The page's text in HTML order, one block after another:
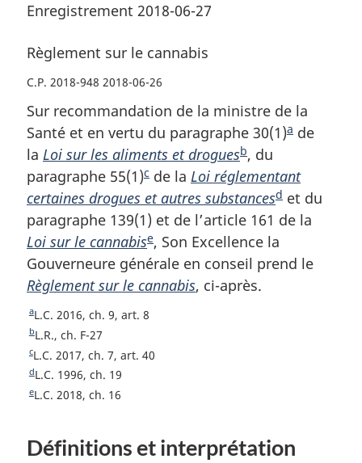
Enregistrement 2018-06-27
Règlement sur le cannabis
C.P. 2018-948 2018-06-26
Sur recommandation de la ministre de la
Santé et en vertu du paragraphe 30(1)N
t
e
d
b
a de
la Loi sur les aliments et droguesN
o
t
e
d
e
b
g
b, du
paragraphe 55(1)N
o
t
e
d
e
b
s
a
c de la Loi réglementant
certaines drogues et autres substancesN
o
t
e
d et du
paragraphe 139(1) et de l’article 161 de la
Loi sur le cannabisN
o
t
e
e
d
e, Son Excellence la
Gouverneure générale en conseil prend le
Règlement sur le cannabis, ci-après.
R
e
t
o
l
a
aL.C. 2016, ch. 9, art. 8
R
e
t
o
à
l
bL.R., ch. F-27
R
e
t
r
cL.C. 2017, ch. 7, art. 40
R
e
u
dL.C. 1996, ch. 19
R
eL.C. 2018, ch. 16
Définitions et interprétation